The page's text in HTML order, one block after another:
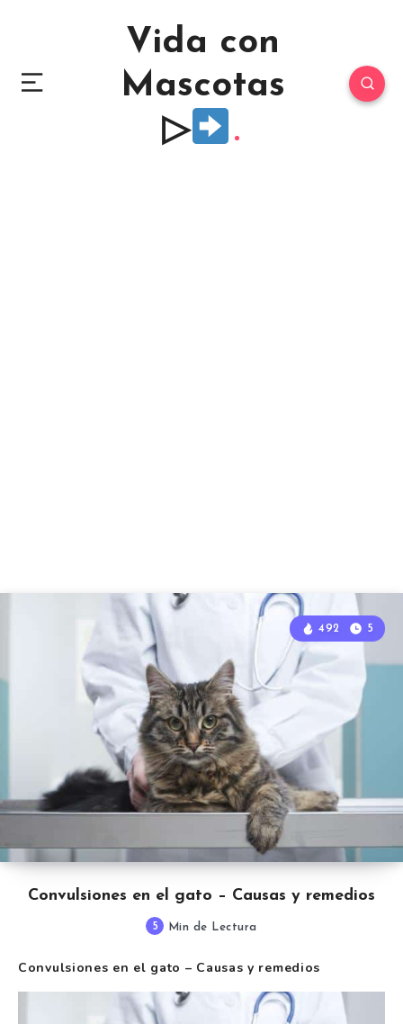
Vida con
Mascotas
▷
Convulsiones en el gato – Causas y remedios
492 5
5 Min de Lectura
Convulsiones en el gato – Causas y remedios